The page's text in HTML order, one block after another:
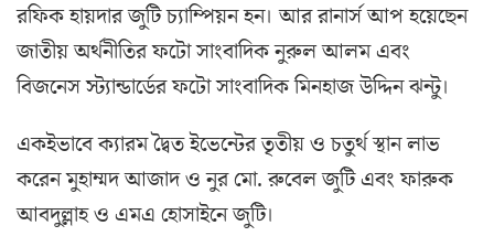
রফিক হায়দার জুটি চ্যাম্পিয়ন হন। আর রানার্স আপ হয়েছেন
জাতীয় অর্থনীতির ফটো সাংবাদিক নুরুল আলম এবং
বিজনেস স্ট্যান্ডার্ডের ফটো সাংবাদিক মিনহাজ উদ্দিন ঝন্টু।
একইভাবে ক্যারম দ্বৈত ইভেন্টের তৃতীয় ও চতুর্থ স্থান লাভ
করেন মুহাম্মদ আজাদ ও নুর মো. রুবেল জুটি এবং ফারুক
আবদুল্লাহ ও এমএ হোসাইনে জুটি।